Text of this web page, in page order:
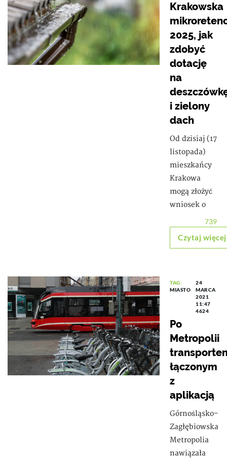
Krakowska
2025, jak
zdobyć
dotację
na
i zielony
dach
Od dzisiaj (17
listopada)
mieszkańcy
Krakowa
mogą złożyć
wniosek o
739
Czytaj więcej
TAG:
MIASTO
24
MARCA
2021
11:47
4624
Po
Metropolii
łączonym
z
aplikacją
Górnośląsko-
Zagłębiowska
Metropolia
nawiązała